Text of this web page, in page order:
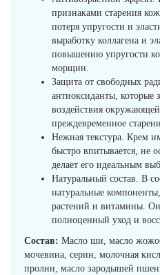
признаками старения
потеря упругости и
выработку коллагена и
повышению упругости
морщин.
Защита от свободных
антиоксиданты,
воздействия
преждевременное
Нежная текстура. Крем
быстро впитывается, не
делает его идеальным
Натуральный состав. В
натуральные
растений и витамины.
полноценный уход и
Состав: Масло ши, масло
мочевина, серин, молочная
пролин, масло зародышей